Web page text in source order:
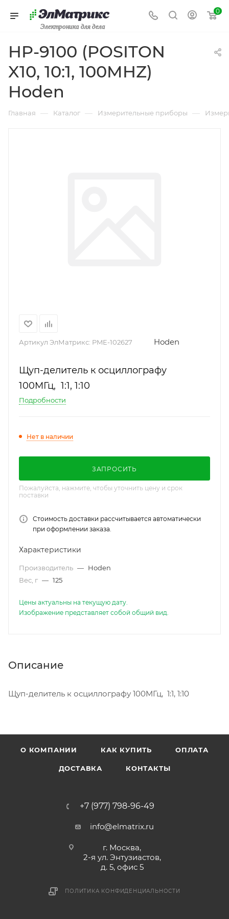
Электроника для дела
0
HP-9100 (POSITON
X10, 10:1, 100MHZ)
Hoden
Главная — Каталог — Измерительные приборы —
Артикул ЭлМатрикс: PME-102627 Hoden
Щуп-делитель к осциллографу
100MГц, 1:1, 1:10
Подробности
Нет в наличии
ЗАПРОСИТЬ
Пожалуйста, нажмите, чтобы уточнить цену и срок
поставки
Стоимость доставки рассчитывается автоматически
при оформлении заказа.
Характеристики
Производитель — Hoden
Вес, г — 125
Цены актуальны на текущую дату.
Изображение представляет собой общий вид.
Описание
Щуп-делитель к осциллографу 100MГц, 1:1, 1:10
О КОМПАНИИ КАК КУПИТЬ ОПЛАТА
ДОСТАВКА КОНТАКТЫ
+7 (977) 798-96-49
info@elmatrix.ru
г. Москва,
2-я ул. Энтузиастов,
д. 5, офис 5
ПОЛИТИКА КОНФИДЕНЦИАЛЬНОСТИ